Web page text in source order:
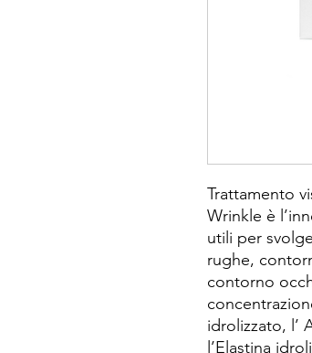
Trattamento
Wrinkle è
utili per
rughe,
contorno
idrolizzato, l’
l’Elastina